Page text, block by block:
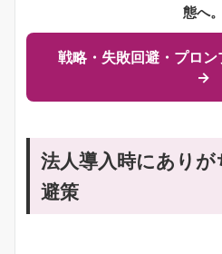
態へ。
戦略・失敗回避・プロ
→
法人導入時にあり
避策